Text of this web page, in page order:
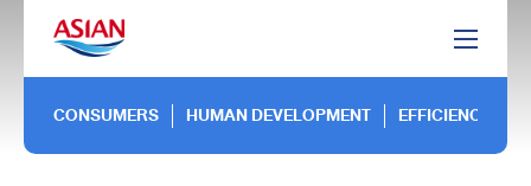
CONSUMERS HUMAN DEVELOPMENT EFFICIENCY